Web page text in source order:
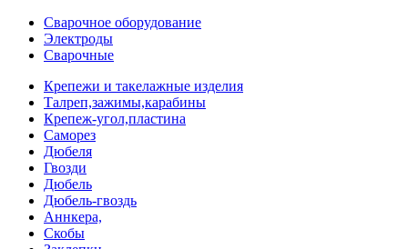
Сварочное оборудование
Электроды
Сварочные
Крепежи и такелажные изделия
Талреп,зажимы,карабины
Крепеж-угол,пластина
Саморез
Дюбеля
Гвозди
Дюбель
Дюбель-гвоздь
Аннкера,
Скобы